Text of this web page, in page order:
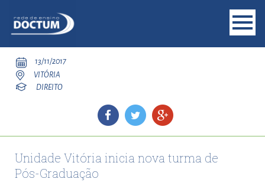
13/11/2017
VITÓRIA
DIREITO
Unidade Vitória inicia nova turma de
Pós-Graduação